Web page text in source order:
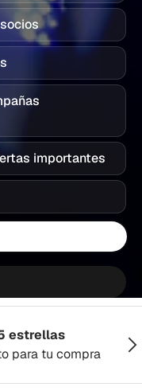
importantes
estrellas
para tu compra